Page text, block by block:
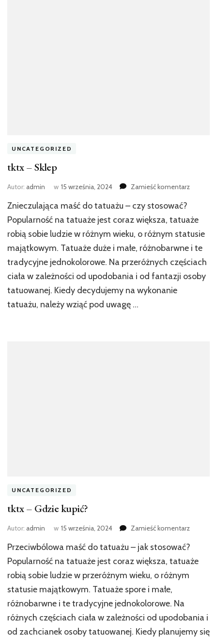
UNCATEGORIZED
tktx – Sklep
Autor: admin w 15 września, 2024 Zamieść komentarzwe
–
Znieczulająca maść do tatuażu – czy stosować?
Popularność na tatuaże jest coraz większa, tatuaże
robią sobie ludzie w różnym wieku, o różnym statusie
majątkowym. Tatuaże duże i małe, różnobarwne i te
tradycyjne jednokolorowe. Na przeróżnych częściach
ciała w zależności od upodobania i od fantazji osoby
tatuowanej. Kiedy decydujemy na wykonanie
tatuażu, należy wziąć pod uwagę …
UNCATEGORIZED
tktx – Gdzie kupić?
Autor: admin w 15 września, 2024 Zamieść komentarzwe
tktx
–
Przeciwbólowa maść do tatuażu – jak stosować?
Popularność na tatuaże jest coraz większa, tatuaże
robią sobie ludzie w przeróżnym wieku, o różnym
statusie majątkowym. Tatuaże spore i małe,
różnobarwne i te tradycyjne jednokolorowe. Na
różnych częściach ciała w zależności od upodobania i
od zachcianek osoby tatuowanej. Kiedy planujemy się